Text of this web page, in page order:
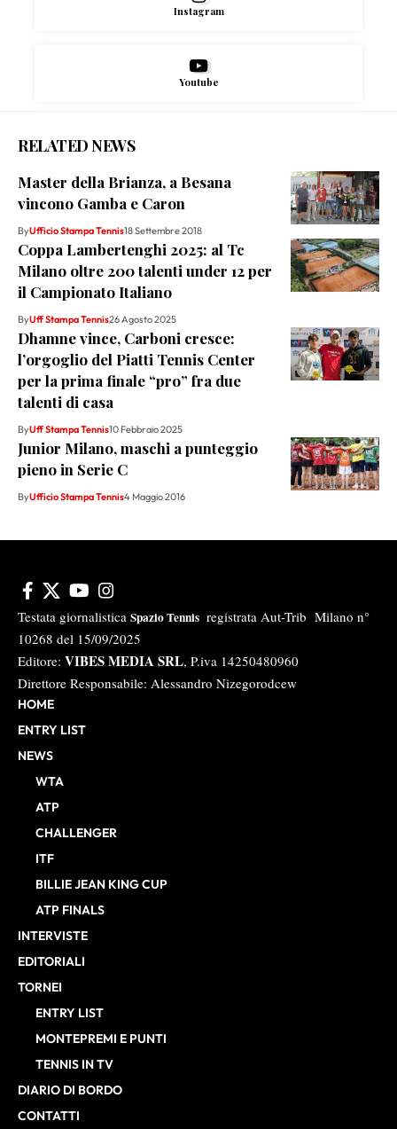
Instagram
Youtube
RELATED NEWS
Master della Brianza, a Besana
vincono Gamba e Caron
ByUfficio Stampa Tennis18 Settembre 2018
Coppa Lambertenghi 2025: al Tc
Milano oltre 200 talenti under 12 per
il Campionato Italiano
ByUff Stampa Tennis26 Agosto 2025
Dhamne vince, Carboni cresce:
l’orgoglio del Piatti Tennis Center
per la prima finale “pro” fra due
talenti di casa
ByUff Stampa Tennis10 Febbraio 2025
Junior Milano, maschi a punteggio
pieno in Serie C
ByUfficio Stampa Tennis4 Maggio 2016
Testata giornalistica Spazio Tennis registrata Aut-Trib Milano n°
10268 del 15/09/2025
Editore: VIBES MEDIA SRL, P.iva 14250480960
Direttore Responsabile: Alessandro Nizegorodcew
HOME
ENTRY LIST
NEWS
WTA
ATP
CHALLENGER
ITF
BILLIE JEAN KING CUP
ATP FINALS
INTERVISTE
EDITORIALI
TORNEI
ENTRY LIST
MONTEPREMI E PUNTI
TENNIS IN TV
DIARIO DI BORDO
CONTATTI